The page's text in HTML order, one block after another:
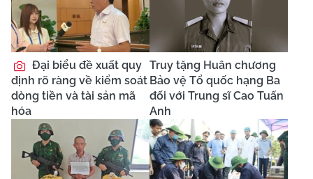
Đại biểu đề xuất quy
định rõ ràng về kiểm soát
dòng tiền và tài sản mã
hóa
Truy tặng Huân chương
Bảo vệ Tổ quốc hạng Ba
đối với Trung sĩ Cao Tuấn
Anh